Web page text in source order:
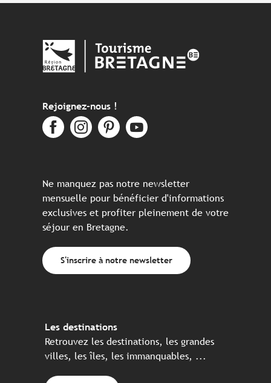
Rejoignez-nous !
Ne manquez pas notre newsletter
mensuelle pour bénéficier d'informations
exclusives et profiter pleinement de votre
séjour en Bretagne.
S'inscrire à notre newsletter
Les destinations
Retrouvez les destinations, les grandes
villes, les îles, les immanquables, ...